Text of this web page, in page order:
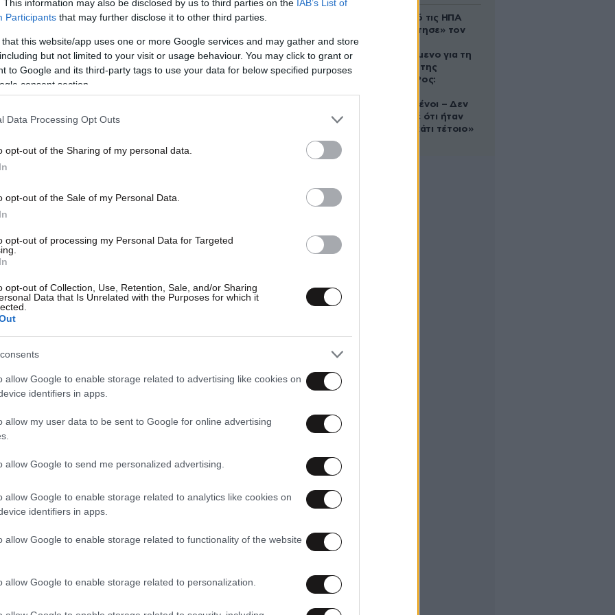
This information may also be disclosed by us to third parties on the IAB’s List of
Participants that may further disclose it to other third parties.
that this website/app uses one or more Google services and may gather and store
but not limited to your visit or usage behaviour. You may click to grant or
to Google and its third-party tags to use your data for below specified purposes
consent section.
Data Processing Opt Outs
opt-out of the Sharing of my personal data.
opt-out of the Sale of my Personal Data.
opt-out of processing my Personal Data for Targeted
opt-out of Collection, Use, Retention, Sale, and/or Sharing
Data that Is Unrelated with the Purposes for which it
allow Google to enable storage related to advertising like cookies on
identifiers in apps.
allow my user data to be sent to Google for online advertising
allow Google to send me personalized advertising.
allow Google to enable storage related to analytics like cookies on
identifiers in apps.
allow Google to enable storage related to functionality of the website
allow Google to enable storage related to personalization.
εκατονταετηρίδα της απόβασης της ANZAC,
Αρμενίων» τονίζει η Εθνική Επιτροπή
Ζευγάρι από τις ΗΠΑ
που «υιοθέτησε» τον
κατηγορούμενο για τη
δολοφονία της
Ελίζαμπεθ Ρος:
συντετριμμένοι – Δεν
έδειξε ποτέ ότι ήταν
ικανός για κάτι τέτοιο»